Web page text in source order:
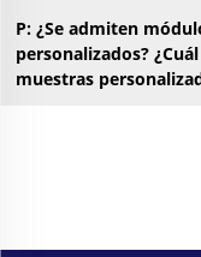
P: ¿Se admiten
personalizados?
muestras